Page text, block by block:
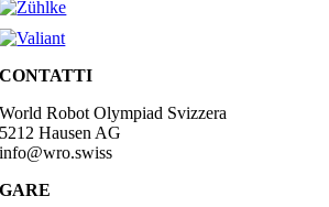
CONTATTI
World Robot Olympiad Svizzera
5212 Hausen AG
info@wro.swiss
GARE